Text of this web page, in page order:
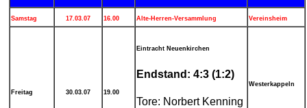
Samstag 17.03.07 16.00 Alte-Herren-Versammlung Vereinsheim
Freitag 30.03.07 19.00
Eintracht Neuenkirchen
Endstand: 4:3 (1:2)
Tore: Norbert Kenning
Westerkappeln